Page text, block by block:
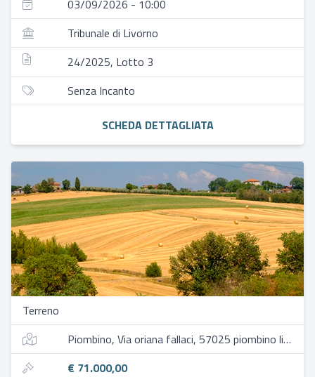
03/09/2026 - 10:00
Tribunale di Livorno
24/2025, Lotto 3
Senza Incanto
SCHEDA DETTAGLIATA
Terreno
Piombino, Via oriana fallaci, 57025 piombino li, italia
€ 71.000,00